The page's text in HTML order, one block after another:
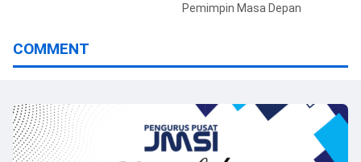
Pemimpin Masa Depan
COMMENT